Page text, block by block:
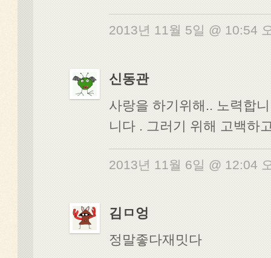
2013년 11월 5일 @ 10:54
신동관
사랑을 하기위해.. 노력합
니다 . 그러기 위해 고백하
2013년 11월 6일 @ 12:04
김ㅁ엉
정말좋다재밋다